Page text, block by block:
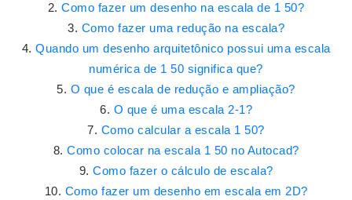
Como fazer um desenho na escala de 1 50?
Como fazer uma redução na escala?
Quando um desenho arquitetônico possui uma escala
numérica de 1 50 significa que?
O que é escala de redução e ampliação?
O que é uma escala 2-1?
Como calcular a escala 1 50?
Como colocar na escala 1 50 no Autocad?
Como fazer o cálculo de escala?
Como fazer um desenho em escala em 2D?